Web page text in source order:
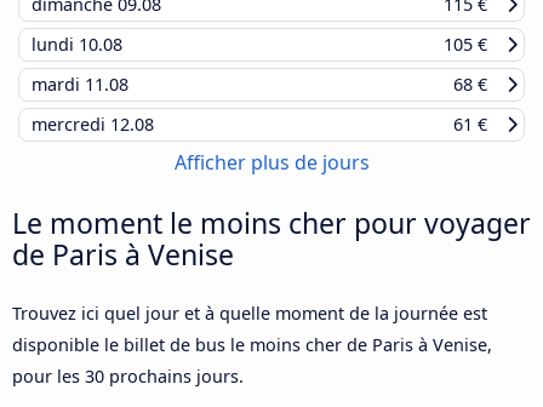
dimanche 09.08
115 €
lundi 10.08
105 €
mardi 11.08
68 €
mercredi 12.08 61 €
Afficher plus de jours
Le moment le moins cher pour voyager
de Paris à Venise
Trouvez ici quel jour et à quelle moment de la journée est
disponible le billet de bus le moins cher de Paris à Venise,
pour les 30 prochains jours.